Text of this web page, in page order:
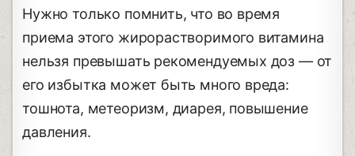
Нужно только помнить, что во время
приема этого жирорастворимого витамина
нельзя превышать рекомендуемых доз ― от
его избытка может быть много вреда:
тошнота, метеоризм, диарея, повышение
давления.